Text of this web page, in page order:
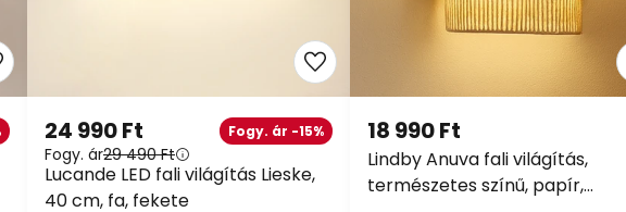
Lucande LED fali világítás Lieske,
40 cm, fa, fekete
24 990 Ft Fogy. ár -15%
Fogy. ár29 490 Ft
Lindby Anuva fali világítás,
természetes színű, papír,
18 990 Ft